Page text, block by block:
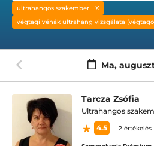
ultrahangos szakember
végtagi vénák ultrahang vizsgálata
Ma,
Tarcza Zsófia
Ultrahangos
4.5
2 értékelés